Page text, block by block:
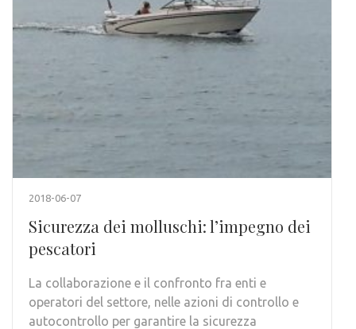
2018-06-07
Sicurezza dei molluschi: l’impegno dei
pescatori
La collaborazione e il confronto fra enti e
operatori del settore, nelle azioni di controllo e
autocontrollo per garantire la sicurezza